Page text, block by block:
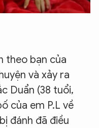
theo bạn của
và xảy ra
Duẩn (38 tuổi,
của em P.L về
đánh đã điều